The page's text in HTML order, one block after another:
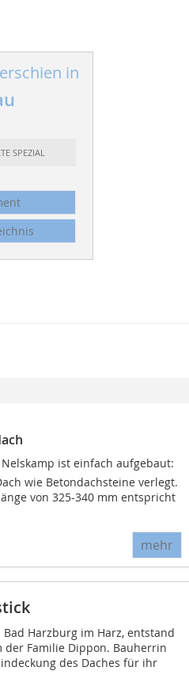
in
SPEZIAL
Nelskamp ist einfach aufgebaut:
wie Betondachsteine verlegt.
von 325-340 mm entspricht
mehr
Harzburg im Harz, entstand
der Familie Dippon. Bauherrin
des Daches für ihr